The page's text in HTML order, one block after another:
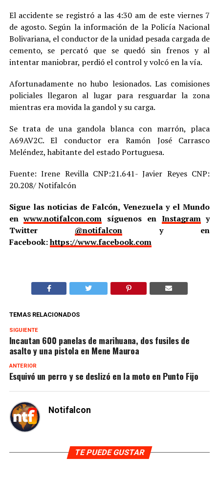
El accidente se registró a las 4:30 am de este viernes 7
de agosto. Según la información de la Policía Nacional
Bolivariana, el conductor de la unidad pesada cargada de
cemento, se percató que se quedó sin frenos y al
intentar maniobrar, perdió el control y volcó en la vía.
Afortunadamente no hubo lesionados. Las comisiones
policiales llegaron al lugar para resguardar la zona
mientras era movida la gandol y su carga.
Se trata de una gandola blanca con marrón, placa
A69AV2C. El conductor era Ramón José Carrasco
Meléndez, habitante del estado Portuguesa.
Fuente: Irene Revilla CNP:21.641- Javier Reyes CNP:
20.208/ Notifalcón
Sigue las noticias de Falcón, Venezuela y el Mundo
enwww.notifalcon.com síguenos en Instagramy
Twitter @notifalcony en
Facebook:https://www.facebook.com
TEMAS RELACIONADOS
SIGUIENTE
Incautan 600 panelas de marihuana, dos fusiles de
asalto y una pistola en Mene Mauroa
ANTERIOR
Esquivó un perro y se deslizó en la moto en Punto Fijo
Notifalcon
TE PUEDE GUSTAR